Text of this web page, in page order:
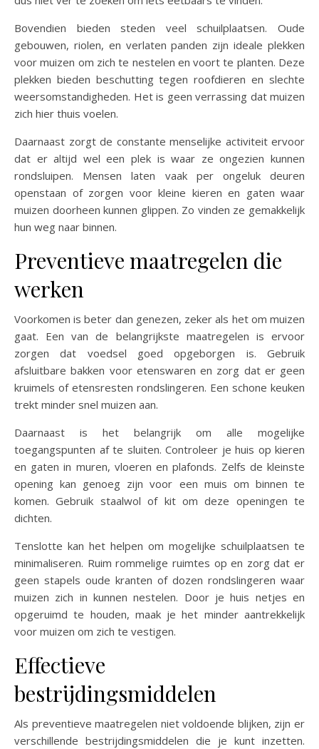
Bovendien bieden steden veel schuilplaatsen. Oude
gebouwen, riolen, en verlaten panden zijn ideale plekken
voor muizen om zich te nestelen en voort te planten. Deze
plekken bieden beschutting tegen roofdieren en slechte
weersomstandigheden. Het is geen verrassing dat muizen
zich hier thuis voelen.
Daarnaast zorgt de constante menselijke activiteit ervoor
dat er altijd wel een plek is waar ze ongezien kunnen
rondsluipen. Mensen laten vaak per ongeluk deuren
openstaan of zorgen voor kleine kieren en gaten waar
muizen doorheen kunnen glippen. Zo vinden ze gemakkelijk
hun weg naar binnen.
Preventieve maatregelen die
werken
Voorkomen is beter dan genezen, zeker als het om muizen
gaat. Een van de belangrijkste maatregelen is ervoor
zorgen dat voedsel goed opgeborgen is. Gebruik
afsluitbare bakken voor etenswaren en zorg dat er geen
kruimels of etensresten rondslingeren. Een schone keuken
trekt minder snel muizen aan.
Daarnaast is het belangrijk om alle mogelijke
toegangspunten af te sluiten. Controleer je huis op kieren
en gaten in muren, vloeren en plafonds. Zelfs de kleinste
opening kan genoeg zijn voor een muis om binnen te
komen. Gebruik staalwol of kit om deze openingen te
dichten.
Tenslotte kan het helpen om mogelijke schuilplaatsen te
minimaliseren. Ruim rommelige ruimtes op en zorg dat er
geen stapels oude kranten of dozen rondslingeren waar
muizen zich in kunnen nestelen. Door je huis netjes en
opgeruimd te houden, maak je het minder aantrekkelijk
voor muizen om zich te vestigen.
Effectieve
bestrijdingsmiddelen
Als preventieve maatregelen niet voldoende blijken, zijn er
verschillende bestrijdingsmiddelen die je kunt inzetten.